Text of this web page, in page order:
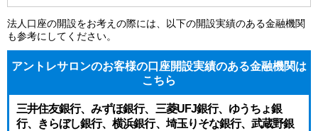
法人口座の開設をお考えの際には、以下の開設実績のある金融機関
も参考にしてください。
アントレサロンのお客様の口座開設実績のある金融機関は
こちら
三井住友銀行、みずほ銀行、三菱UFJ銀行、ゆうちょ銀
行、きらぼし銀行、横浜銀行、 埼玉りそな銀行、武蔵野銀